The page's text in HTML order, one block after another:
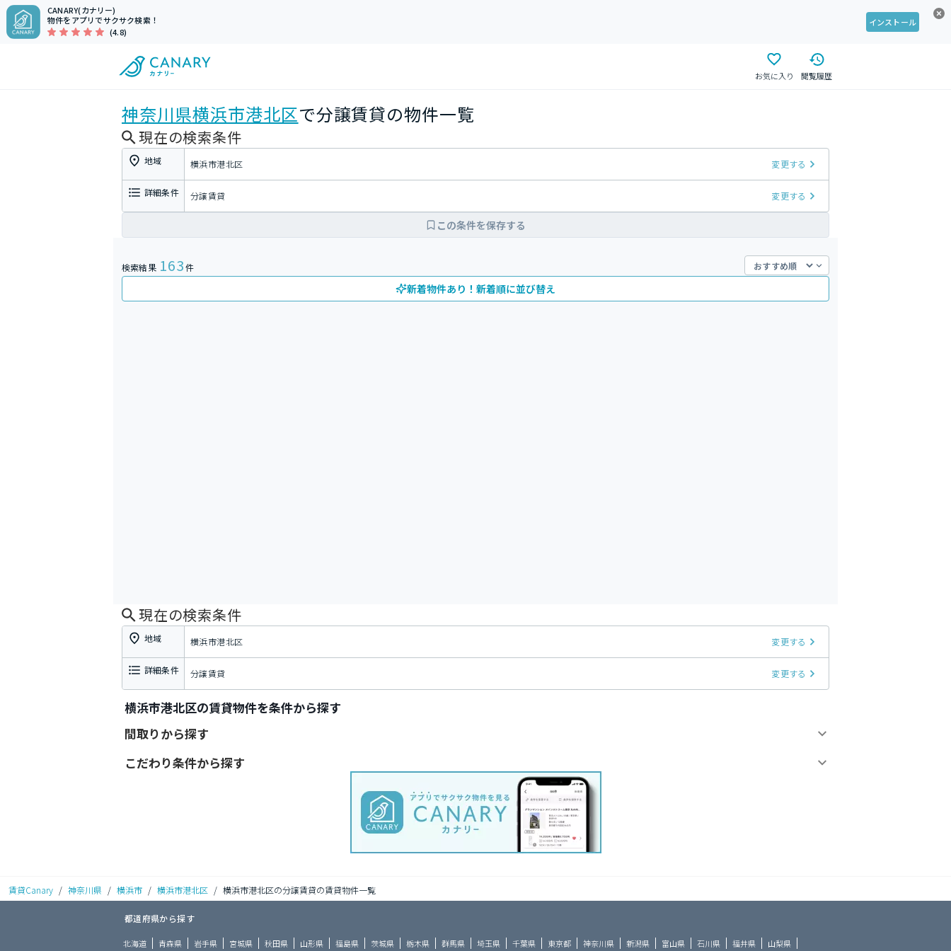
CANARY(カナリー)
物件をアプリでサクサク検索！
(4.8)
インストール
お気に入り 閲覧履歴
神奈川県横浜市港北区で分譲賃貸の物件一覧
現在の検索条件
地域 横浜市港北区 変更する
詳細条件 分譲賃貸 変更する
この条件を保存する
検索結果 163件
新着物件あり！新着順に並び替え
現在の検索条件
地域 横浜市港北区 変更する
詳細条件 分譲賃貸 変更する
横浜市港北区の賃貸物件を条件から探す
間取りから探す
こだわり条件から探す
賃貸Canary / 神奈川県 / 横浜市 / 横浜市港北区 / 横浜市港北区の分譲賃貸の賃貸物件一覧
都道府県から探す
北海道 青森県 岩手県 宮城県 秋田県 山形県 福島県 茨城県 栃木県 群馬県 埼玉県 千葉県 東京都 神奈川県 新潟県 富山県 石川県 福井県 山梨県